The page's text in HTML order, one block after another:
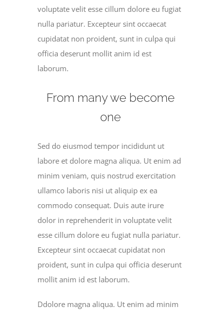
voluptate velit esse cillum dolore eu fugiat
nulla pariatur. Excepteur sint occaecat
cupidatat non proident, sunt in culpa qui
officia deserunt mollit anim id est
laborum.
From many we become
one
Sed do eiusmod tempor incididunt ut
labore et dolore magna aliqua. Ut enim ad
minim veniam, quis nostrud exercitation
ullamco laboris nisi ut aliquip ex ea
commodo consequat. Duis aute irure
dolor in reprehenderit in voluptate velit
esse cillum dolore eu fugiat nulla pariatur.
Excepteur sint occaecat cupidatat non
proident, sunt in culpa qui officia deserunt
mollit anim id est laborum.
Ddolore magna aliqua. Ut enim ad minim